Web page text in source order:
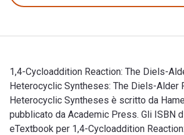
1,4-Cycloaddition Reaction: The Diels-
Heterocyclic Syntheses: The Diels-Alder
Heterocyclic Syntheses è scritto da
pubblicato da Academic Press. Gli ISBN
eTextbook per 1,4-Cycloaddition